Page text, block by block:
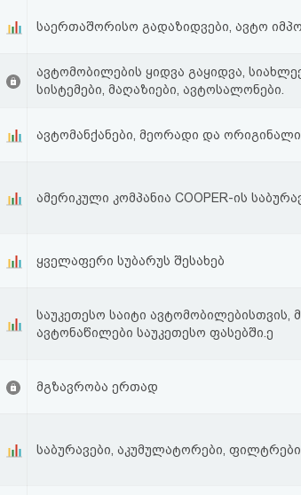
საერთაშორისო გადაზიდვები, ავტო
ავტომობილების ყიდვა გაყიდვა,
სისტემები, მაღაზიები, ავტოსალონები.
ავტომანქანები, მეორადი და
ამერიკული კომპანია COOPER-ის
ყველაფერი სუბარუს შესახებ
საუკეთესო საიტი ავტომობილებისთვის,
ავტონაწილები საუკეთესო ფასებში.ე
მგზავრობა ერთად
საბურავები, აკუმულატორები, ფილტრები